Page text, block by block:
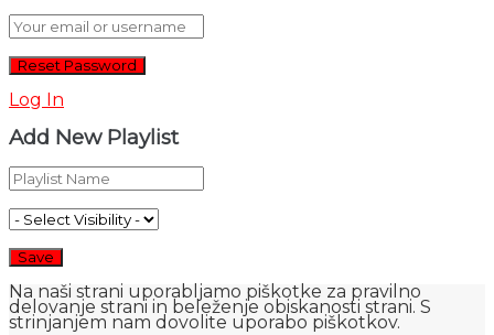
Log In
Add New Playlist
Na naši strani uporabljamo piškotke za pravilno
delovanje strani in beleženje obiskanosti strani. S
strinjanjem nam dovolite uporabo piškotkov.